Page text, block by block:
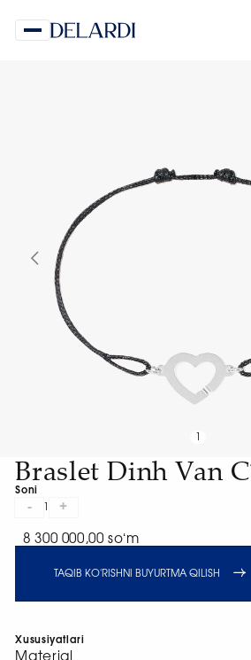
Braslet Dinh Van
Soni
- +
8 300 000,00 soʻm
TAQIB KO'RISHNI BUYURTMA QILISH
Xususiyatlari
Material